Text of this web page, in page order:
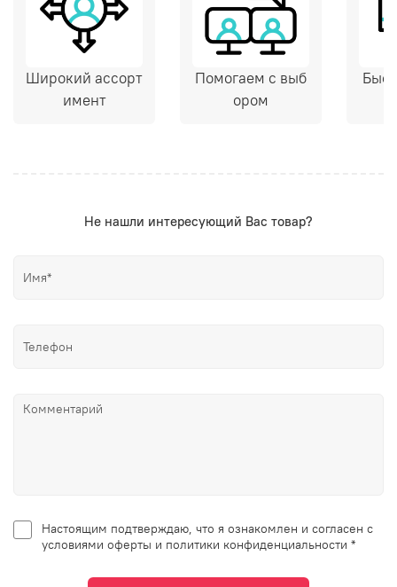
Широкий ассорт
имент
Помогаем с выб
ором
Не нашли интересующий Вас товар?
Настоящим подтверждаю, что я ознакомлен и согласен с
условиями оферты и политики конфиденциальности *